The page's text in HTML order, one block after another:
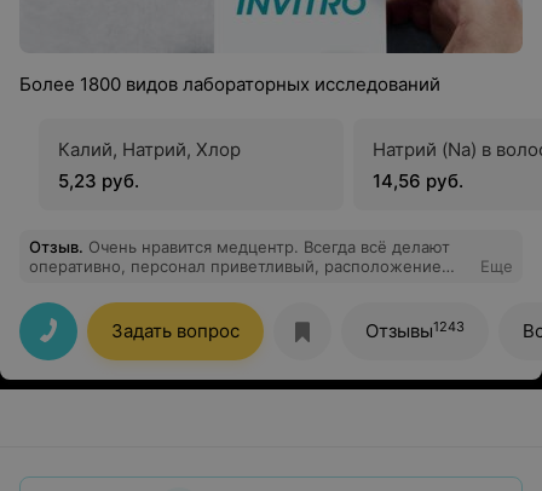
Более 1800 видов лабораторных исследований
Калий, Натрий, Хлор
5,23 руб.
Натрий (Na) в
14,56 руб.
Отзыв. Очень нравится медцентр. Всегда всё делают
оперативно, персонал приветливый, расположение
Еще
Задать вопрос Отзывы1243